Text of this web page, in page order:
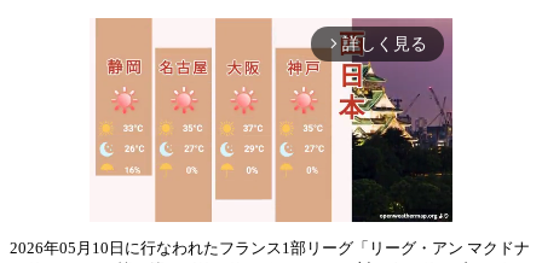
arrow_forward_ios 詳しく見る
2026年05月10日に行なわれたフランス1部リーグ「リーグ・アン マクドナ